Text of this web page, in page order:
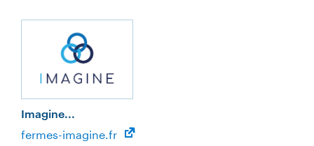
Imagine...
fermes-imagine.fr